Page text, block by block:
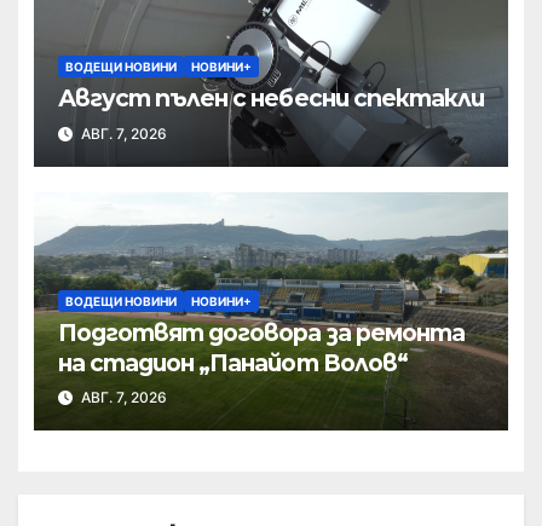
ВОДЕЩИ НОВИНИ НОВИНИ+
Август пълен с небесни спектакли
АВГ. 7, 2026
ВОДЕЩИ НОВИНИ НОВИНИ+
Подготвят договора за ремонта
на стадион „Панайот Волов“
АВГ. 7, 2026